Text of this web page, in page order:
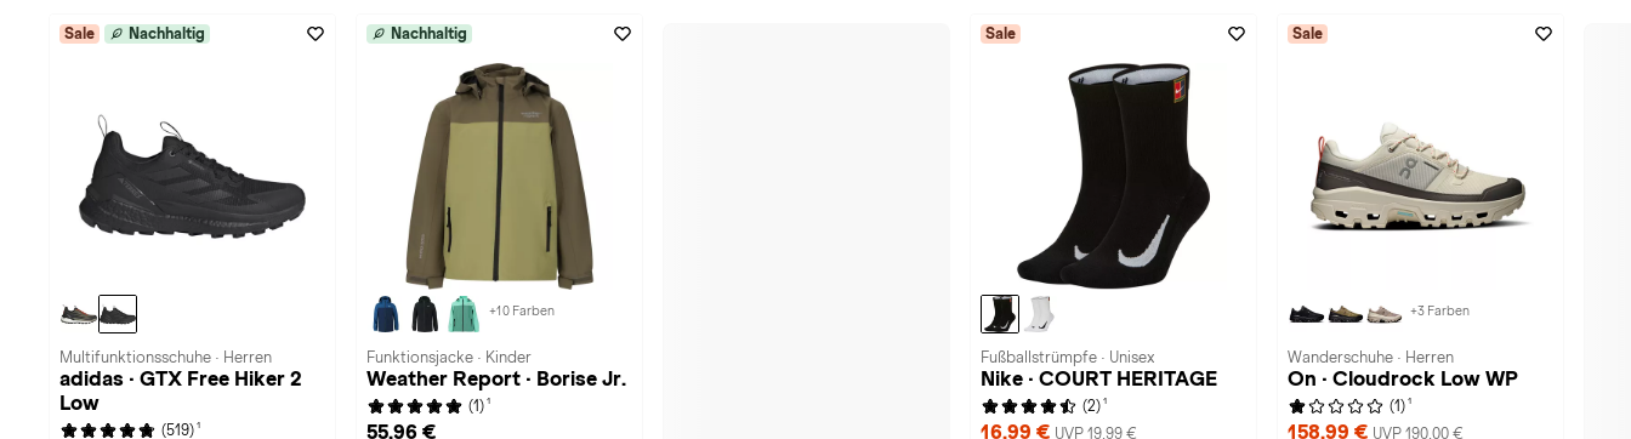
Sale Nachhaltig
Multifunktionsschuhe · Herren
adidas · GTX Free Hiker 2
Low
(519) 1
Nachhaltig
+10 Farben
Funktionsjacke · Kinder
Weather Report · Borise Jr.
(1) 1
55,96 €
Sale
Fußballstrümpfe · Unisex
Nike · COURT HERITAGE
(2) 1
16,99 € UVP 19,99 €
Sale
+3 Farben
Wanderschuhe · Herren
On · Cloudrock Low WP
(1) 1
158,99 € UVP 190,00 €